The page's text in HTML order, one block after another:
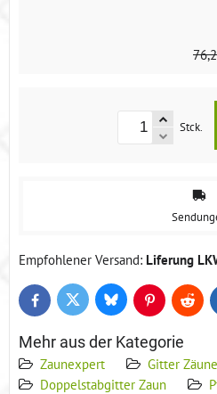
Stck.
Liferung
FacebookTwitter BlueskyPinterestReddit
Mehr aus der Kategorie
Zaunexpert
Gitter
Doppelstabgitter Zaun